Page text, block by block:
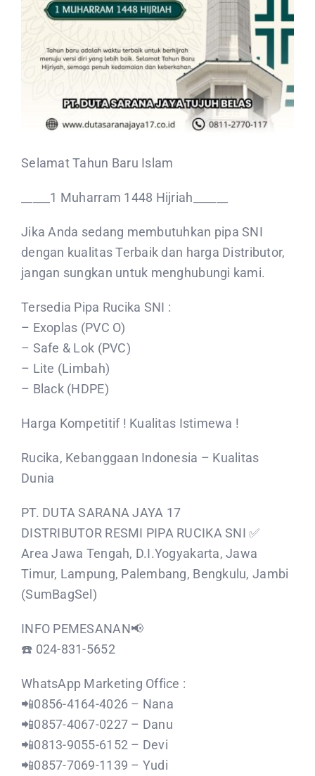
CONTACT US
Selamat Tahun Baru Islam
_____1 Muharram 1448 Hijriah______
Jika Anda sedang membutuhkan pipa SNI
dengan kualitas Terbaik dan harga Distributor,
jangan sungkan untuk menghubungi kami.
Tersedia Pipa Rucika SNI :
– Exoplas (PVC O)
– Safe & Lok (PVC)
– Lite (Limbah)
– Black (HDPE)
Harga Kompetitif ! Kualitas Istimewa !
Rucika, Kebanggaan Indonesia – Kualitas
Dunia
PT. DUTA SARANA JAYA 17
DISTRIBUTOR RESMI PIPA RUCIKA SNI ✅️
Area Jawa Tengah, D.I.Yogyakarta, Jawa
Timur, Lampung, Palembang, Bengkulu, Jambi
(SumBagSel)
INFO PEMESANAN📢
☎️ 024-831-5652
WhatsApp Marketing Office :
📲0856-4164-4026 – Nana
📲0857-4067-0227 – Danu
📲0813-9055-6152 – Devi
📲0857-7069-1139 – Yudi